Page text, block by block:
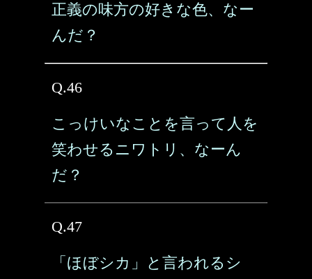
正義の味方の好きな色、なー
んだ？
Q.46
こっけいなことを言って人を
笑わせるニワトリ、なーん
だ？
Q.47
「ほぼシカ」と言われるシ